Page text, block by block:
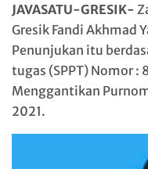
JAVASATU-GRESIK-
Gresik Fandi Akhmad
Penunjukan itu
tugas (SPPT) Nomor
Menggantikan
2021.